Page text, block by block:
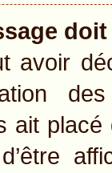
avoir
ait